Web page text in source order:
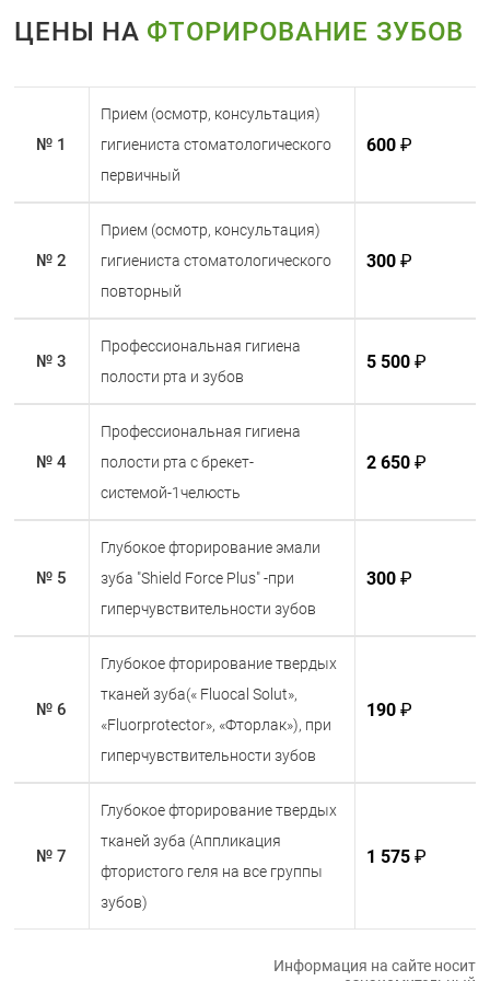
вашим стоматологом, подходит ли Вам эта
процедура, и позаботьтесь о здоровье своих
ЦЕНЫ НА ФТОРИРОВАНИЕ ЗУБОВ
№ 1
Прием (осмотр, консультация)
гигиениста стоматологического
первичный
600₽
№ 2
Прием (осмотр, консультация)
гигиениста стоматологического
повторный
300₽
№ 3
Профессиональная гигиена
полости рта и зубов
5 500₽
№ 4
Профессиональная гигиена
полости рта с брекет-
системой-1челюсть
2 650₽
№ 5
Глубокое фторирование эмали
зуба "Shield Force Plus" -при
гиперчувствительности зубов
300₽
№ 6
Глубокое фторирование твердых
тканей зуба(« Fluocal Solut»,
«Fluorprotector», «Фторлак»), при
гиперчувствительности зубов
190₽
№ 7
Глубокое фторирование твердых
тканей зуба (Аппликация
фтористого геля на все группы
зубов)
1 575₽
Информация на сайте носит